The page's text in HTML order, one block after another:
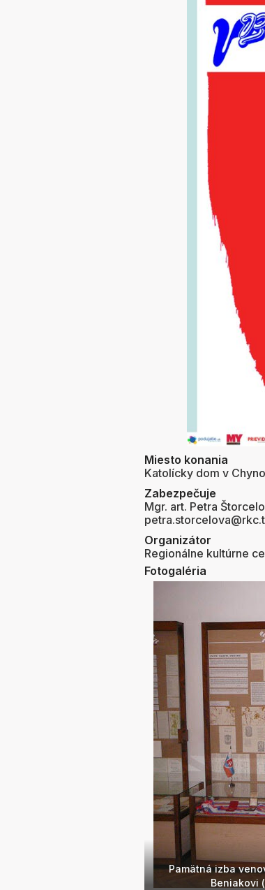
Miesto konania
Katolícky dom v
Zabezpečuje
Mgr. art. Petra
Organizátor
Regionálne kultúrne
Fotogaléria
Pamätná izba
Beniakovi